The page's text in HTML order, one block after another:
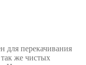
для перекачивания
же чистых